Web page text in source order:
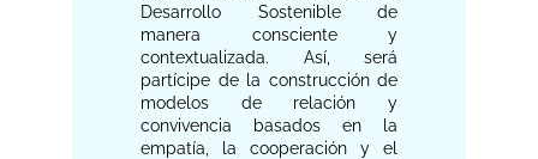
Desarrollo Sostenible de
manera consciente y
contextualizada. Así, será
partícipe de la construcción de
modelos de relación y
convivencia basados en la
empatía, la cooperación y el